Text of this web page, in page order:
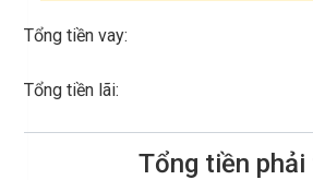
Tổng tiền vay:
Tổng tiền lãi:
Tổng tiền phải